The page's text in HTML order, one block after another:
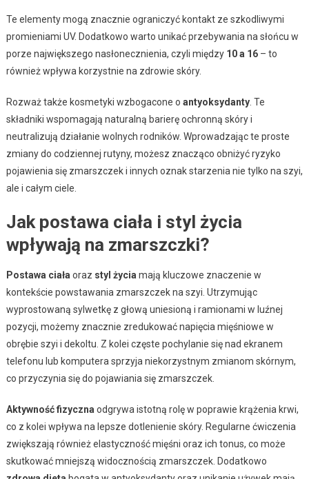
Te elementy mogą znacznie ograniczyć kontakt ze szkodliwymi
promieniami UV. Dodatkowo warto unikać przebywania na słońcu w
porze największego nasłonecznienia, czyli między 10 a 16– to
również wpływa korzystnie na zdrowie skóry.
Rozważ także kosmetyki wzbogacone o antyoksydanty. Te
składniki wspomagają naturalną barierę ochronną skóry i
neutralizują działanie wolnych rodników. Wprowadzając te proste
zmiany do codziennej rutyny, możesz znacząco obniżyć ryzyko
pojawienia się zmarszczek i innych oznak starzenia nie tylko na szyi,
ale i całym ciele.
Jak postawa ciała i styl życia
wpływają na zmarszczki?
Postawa ciała oraz styl życia mają kluczowe znaczenie w
kontekście powstawania zmarszczek na szyi. Utrzymując
wyprostowaną sylwetkę z głową uniesioną i ramionami w luźnej
pozycji, możemy znacznie zredukować napięcia mięśniowe w
obrębie szyi i dekoltu. Z kolei częste pochylanie się nad ekranem
telefonu lub komputera sprzyja niekorzystnym zmianom skórnym,
co przyczynia się do pojawiania się zmarszczek.
Aktywność fizyczna odgrywa istotną rolę w poprawie krążenia krwi,
co z kolei wpływa na lepsze dotlenienie skóry. Regularne ćwiczenia
zwiększają również elastyczność mięśni oraz ich tonus, co może
skutkować mniejszą widocznością zmarszczek. Dodatkowo